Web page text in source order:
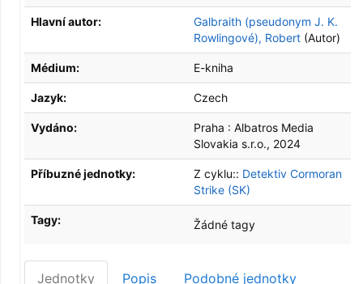
Hlavní autor:
Galbraith (pseudonym J. K.
Rowlingové), Robert (Autor)
Médium: E-kniha
Jazyk: Czech
Vydáno: Praha : Albatros Media
Slovakia s.r.o., 2024
Příbuzné jednotky: Z cyklu:: Detektiv Cormoran
Strike (SK)
Tagy: Žádné tagy
Jednotky Popis Podobné jednotky